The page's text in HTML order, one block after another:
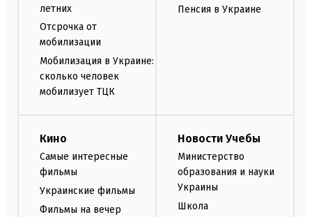
летних
Отсрочка от
мобилизации
Мобилизация в Украине:
сколько человек
мобилизует ТЦК
Пенсия в Украине
Кино
Самые интересные
фильмы
Украинские фильмы
Фильмы на вечер
Новости Учебы
Министерство
образования и науки
Украины
Школа